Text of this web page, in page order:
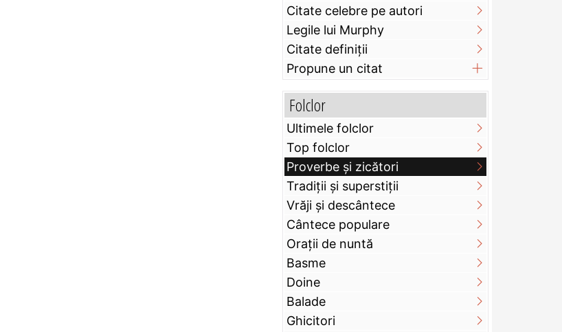
Citate celebre pe autori
Legile lui Murphy
Citate definiţii
Propune un citat
Folclor
Ultimele folclor
Top folclor
Proverbe și zicători
Tradiții și superstiții
Vrăji și descântece
Cântece populare
Orații de nuntă
Basme
Doine
Balade
Ghicitori